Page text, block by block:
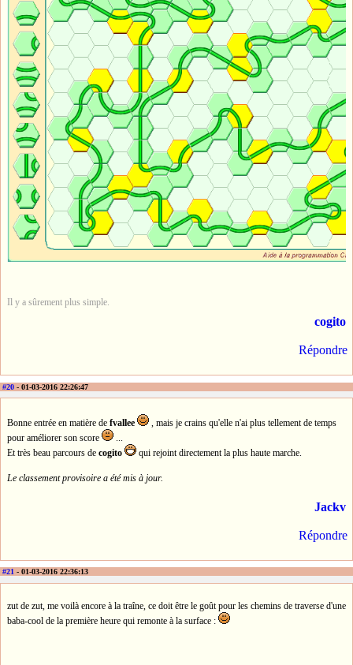
Il y a sûrement plus simple.
cogito
Répondre
#20 - 01-03-2016 22:26:47
Bonne entrée en matière de fvallee
, mais je crains qu'elle n'ai plus tellement de temps
pour améliorer son score
...
Et très beau parcours de cogito qui rejoint directement la plus haute marche.
Le classement provisoire a été mis à jour.
Jackv
Répondre
#21 - 01-03-2016 22:36:13
zut de zut, me voilà encore à la traîne, ce doit être le goût pour les chemins de traverse d'une
baba-cool de la première heure qui remonte à la surface :